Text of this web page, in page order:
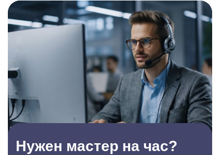
Нужен мастер на час?